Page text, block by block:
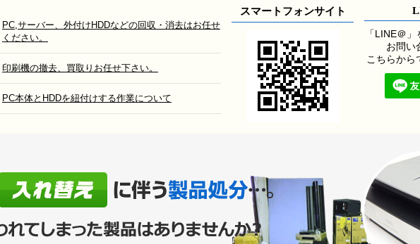
PC,サーバー、外付けHDDなどの回収・消去はお任せ
ください。
印刷機の撤去、買取りお任せ下さい。
PC本体とHDDを紐付けする作業について
処分で出したＰＣやサーバー、情報機器はどうなる
のか
消去施設の入退室管理の変更
スマートフォンサイト
「LINE＠
お問い
こちらから